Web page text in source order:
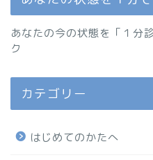
あなたの今の状態を「１分
ク
カテゴリー
はじめてのかたへ